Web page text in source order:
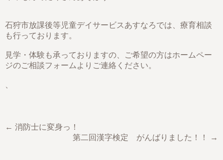
石狩市放課後等児童デイサービスあすなろでは、療育相談
も行っております。
見学・体験も承っておりますの、ご希望の方はホームペー
ジのご相談フォームよりご連絡ください。
← 消防士に変身っ！
第二回漢字検定 がんばりました！！ →